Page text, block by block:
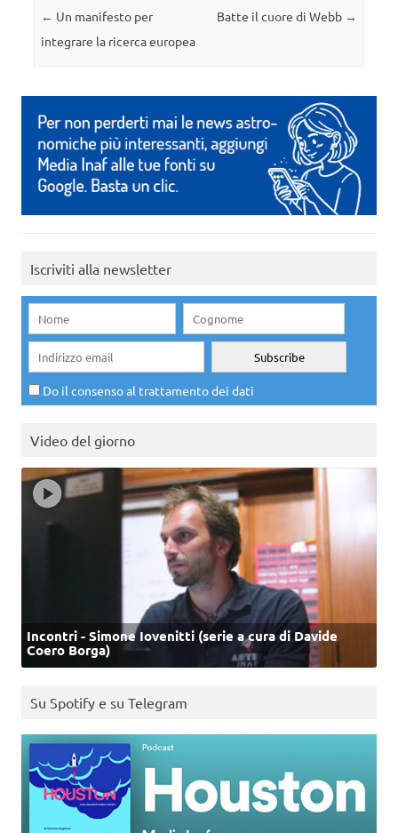
Navigazione articolo
← Un manifesto per
integrare la ricerca europea
Batte il cuore di Webb →
Iscriviti alla newsletter
Do il consenso al trattamento dei dati
Video del giorno
Incontri - Simone Iovenitti (serie a cura di Davide
Coero Borga)
Su Spotify e su Telegram